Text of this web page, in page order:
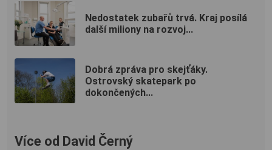
Nedostatek zubařů trvá. Kraj posílá
další miliony na rozvoj...
Dobrá zpráva pro skejťáky.
Ostrovský skatepark po
dokončených...
Více od David Černý